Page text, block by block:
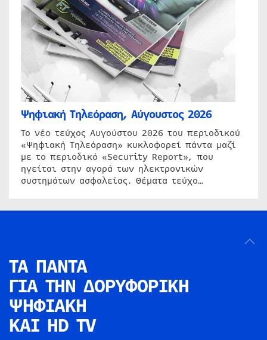
Ψηφιακή Τηλεόραση, Αύγουστος 2026
Το νέο τεύχος Αυγούστου 2026 του περιοδικού
«Ψηφιακή Τηλεόραση» κυκλοφορεί πάντα μαζί
με το περιοδικό «Security Report», που
ηγείται στην αγορά των ηλεκτρονικών
συστημάτων ασφαλείας. Θέματα τεύχο…
ΤΑ ΠΑΝΤΑ
ΓΙΑ ΤΗΝ ΔΟΡΥΦΟΡΙΚΗ
ΨΗΦΙΑΚΗ
ΚΑΙ HD TV